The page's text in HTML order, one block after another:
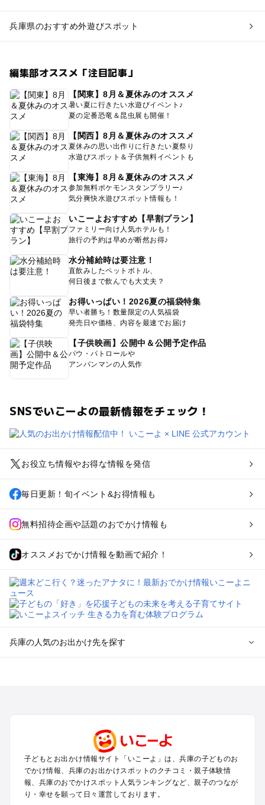
兵庫県のおすすめ外遊びスポット
編集部オススメ「注目記事」
【関東】8月＆夏休みのオススメ
暑い夏に行きたい水遊びイベント♪
夏の定番恐竜＆昆虫展も開催！
【関西】8月＆夏休みのオススメ
夏休みの思い出作りに行きたい夏祭り
水遊びスポット＆子供無料イベントも
【東海】8月＆夏休みのオススメ
参加無料ポケモンスタンプラリー♪
気分爽快水遊びスポット情報も！
いこーよおすすめ【早割プラン】
ファミリー向け人気ホテルも！
旅行の予約は早めが断然お得♪
水分補給時は要注意！
直飲みしたペットボトル、
何日後まで飲んでも大丈夫？
お得いっぱい！2026夏の福袋特集
早い者勝ち！数量限定の人気福袋
発売日や価格、内容を最速でお届け
【子供映画】公開中＆公開予定作品
パウ・パトロールや
アンパンマンの人気作
SNSでいこーよの最新情報をチェック！
お役立ち情報やお得な情報を発信
毎日更新！旬イベント&お得情報も
無料招待企画や話題のおでかけ情報も
オススメおでかけ情報を動画で紹介！
兵庫の人気のお出かけ先を探す
淡路島のプールお出かけ
城崎・豊岡・竹野のプールお出かけ
神鍋・養父・和田山・鉢伏のプールお出かけ
香住・湯村・浜坂のプールお出かけ
子どもとお出かけ情報サイト「いこーよ」は、兵庫の子どものお
でかけ情報、兵庫のお出かけスポットのクチコミ・親子体験情
報、兵庫のおでかけスポット人気ランキングなど、親子のつなが
り・幸せを願って日々運営しております。